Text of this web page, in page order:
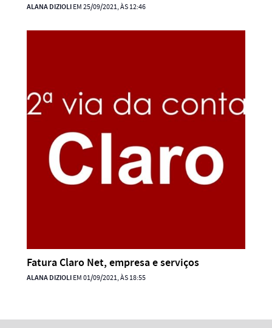
ALANA DIZIOLIEM 25/09/2021, ÀS 12:46
Fatura Claro Net, empresa e serviços
ALANA DIZIOLIEM 01/09/2021, ÀS 18:55